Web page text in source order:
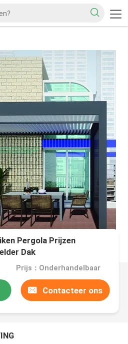
Pergola Prijzen
Dak
Prijs：Onderhandelbaar
Contacteer ons